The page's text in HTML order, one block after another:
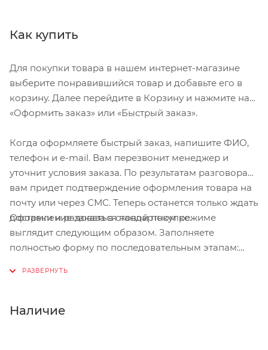
Как купить
Для покупки товара в нашем интернет-магазине
выберите понравившийся товар и добавьте его в
корзину. Далее перейдите в Корзину и нажмите на
«Оформить заказ» или «Быстрый заказ».
Когда оформляете быстрый заказ, напишите ФИО,
телефон и e-mail. Вам перезвонит менеджер и
уточнит условия заказа. По результатам разговора
вам придет подтверждение оформления товара на
почту или через СМС. Теперь останется только ждать
доставки и радоваться новой покупке.
Оформление заказа в стандартном режиме
выглядит следующим образом. Заполняете
полностью форму по последовательным этапам:
Нажмите кнопку «Оформить заказ».
Наличие